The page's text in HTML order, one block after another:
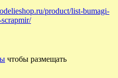
product/list-bumagi-
чтобы размещать